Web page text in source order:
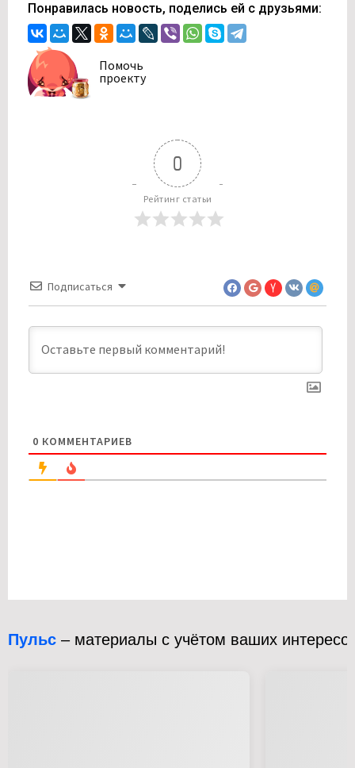
Понравилась новость, поделись ей с друзьями:
Помочь
проекту
0
Рейтинг статьи
Подписаться
0 КОММЕНТАРИЕВ
Пульс – материалы с учётом ваших